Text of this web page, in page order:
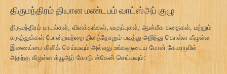
திருமந்திரம் தியான மண்டபம் வாட்ஸ்அப் குழு:
திருமந்திரம் பாடல்கள், விளக்கங்கள், வகுப்புகள், ஆன்மீக கதைகள், மற்றும்
கருத்துக்கள் போன்றவற்றை தினந்தோறும் படித்து அறிந்து கொள்ள கீழுள்ள
இணைப்பை கிளிக் செய்யவும் அல்லது உங்களுடைய போன் கேமராவில்
அதற்கு கீழுள்ள க்யூஆர் கோடு ஸ்கேன் செய்யவும்: